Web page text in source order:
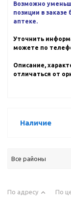
Возможно
позиции в
аптеке.
Уточнить
можете по
Описание,
отличаться от
Наличие
Все районы
По адресу По